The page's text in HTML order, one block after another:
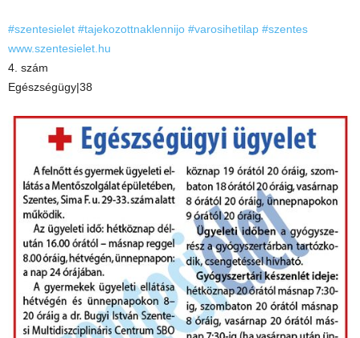
#szentesielet #tajekozottnaklennijo #varosihetilap #szentes
www.szentesielet.hu
4. szám
Egészségügy|38